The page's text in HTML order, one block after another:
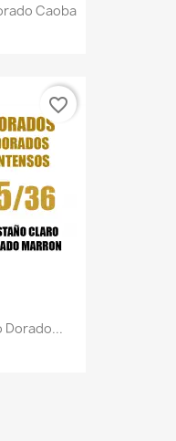
Caoba
Dorado...
favorite_border